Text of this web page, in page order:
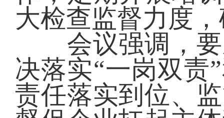
大检查监督力度
会议强调，要
决落实“一岗双责
责任落实到位、